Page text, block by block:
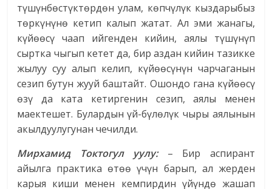
түшүнбөстүктөрдөн улам, көпчүлүк кыздарыбыз
төркүнүнө кетип калып жатат. Ал эми жанагы,
күйөөсү чаап ийгенден кийин, аялы түшүнүп
сыртка чыгып кетет да, бир аздан кийин тазикке
жылуу суу алып келип, күйөөсүнүн чарчаганын
сезип бутун жууй баштайт. Ошондо гана күйөөсү
өзү да ката кетиргенин сезип, аялы менен
маектешет. Булардын үй-бүлөлүк чыры аялынын
акылдуулугунан чечилди.
Мирхамид Токтогул уулу:– Бир аспирант
айылга практика өтөө үчүн барып, ал жерден
карыя киши менен кемпирдин үйүндө жашап